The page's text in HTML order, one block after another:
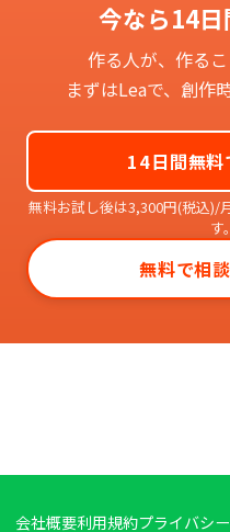
今なら14
作る人が、作る
まずはLeaで、創作
14日間無料
無料お試し後は3,300円(税込)/
す。
無料で相
会社概要利用規約プライバシ